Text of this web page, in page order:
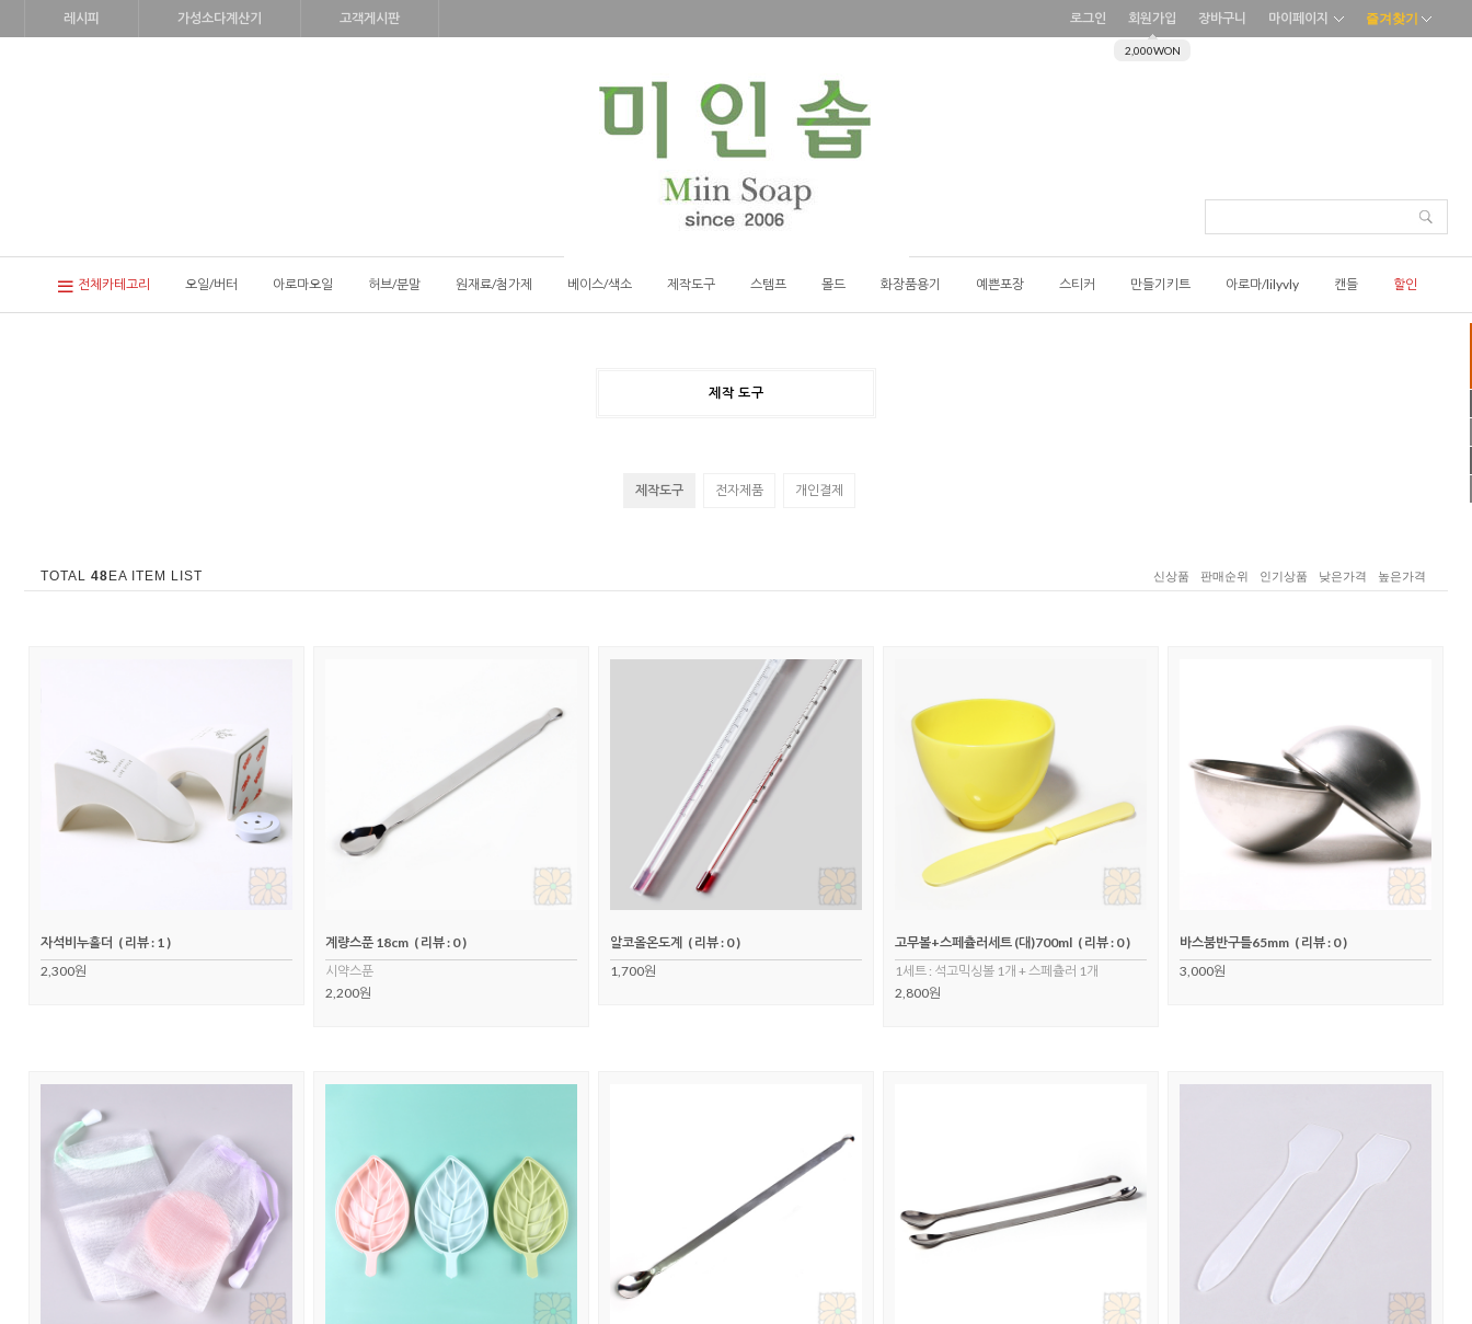
레시피 가성소다계산기 고객게시판 로그인 회원가입
2,000WON
장바구니 마이페이지 즐겨찾기
전체카테고리 오일/버터 아로마오일 허브/분말 원재료/첨가제 베이스/색소 제작도구 스템프 몰드 화장품용기 예쁜포장 스티커 만들기키트 아로마/lilyvly 캔들 할인
제작 도구
제작도구 전자제품 개인결제
TOTAL 48 EA ITEM LIST 신상품 판매순위 인기상품 낮은가격 높은가격
자석비누홀더 ( 리뷰 : 1 )
2,300원
계량스푼 18cm ( 리뷰 : 0 )
시약스푼
2,200원
알코올온도계
( 리뷰 : 0 )
1,700원
고무볼+스페츌러세트 (대)700ml ( 리뷰 : 0 )
1세트 : 석고믹싱볼 1개 + 스페츌러 1개
2,800원
바스붐반구틀65mm ( 리뷰 : 0 )
3,000원